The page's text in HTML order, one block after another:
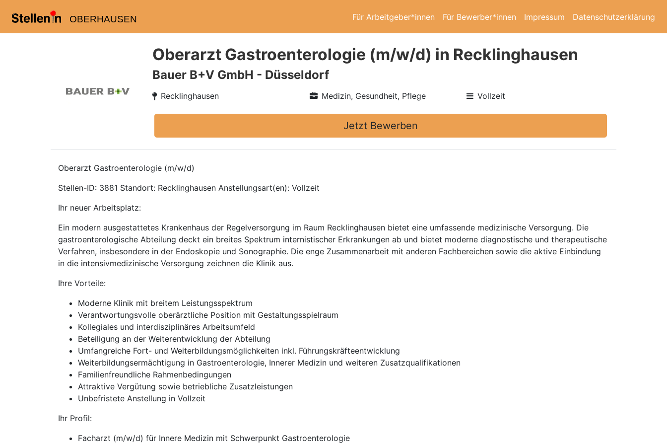
OBERHAUSEN Für Arbeitgeber*innen Für Bewerber*innen Impressum Datenschutzerklärung
Oberarzt Gastroenterologie (m/w/d) in Recklinghausen
Bauer B+V GmbH - Düsseldorf
Recklinghausen Medizin, Gesundheit, Pflege Vollzeit
Jetzt Bewerben
Oberarzt Gastroenterologie (m/w/d)
Stellen-ID: 3881 Standort: Recklinghausen Anstellungsart(en): Vollzeit
Ihr neuer Arbeitsplatz:
Ein modern ausgestattetes Krankenhaus der Regelversorgung im Raum Recklinghausen bietet eine umfassende medizinische Versorgung. Die
gastroenterologische Abteilung deckt ein breites Spektrum internistischer Erkrankungen ab und bietet moderne diagnostische und therapeutische
Verfahren, insbesondere in der Endoskopie und Sonographie. Die enge Zusammenarbeit mit anderen Fachbereichen sowie die aktive Einbindung
in die intensivmedizinische Versorgung zeichnen die Klinik aus.
Ihre Vorteile:
Moderne Klinik mit breitem Leistungsspektrum
Verantwortungsvolle oberärztliche Position mit Gestaltungsspielraum
Kollegiales und interdisziplinäres Arbeitsumfeld
Beteiligung an der Weiterentwicklung der Abteilung
Umfangreiche Fort- und Weiterbildungsmöglichkeiten inkl. Führungskräfteentwicklung
Weiterbildungsermächtigung in Gastroenterologie, Innerer Medizin und weiteren Zusatzqualifikationen
Familienfreundliche Rahmenbedingungen
Attraktive Vergütung sowie betriebliche Zusatzleistungen
Unbefristete Anstellung in Vollzeit
Ihr Profil:
Facharzt (m/w/d) für Innere Medizin mit Schwerpunkt Gastroenterologie